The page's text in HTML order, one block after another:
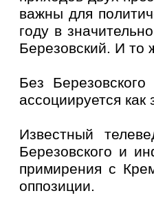
важны для
году в
Березовский. И
Без
ассоциируется как
Известный
Березовского и
примирения с
оппозиции.